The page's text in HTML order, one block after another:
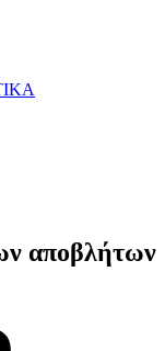
αποβλήτων